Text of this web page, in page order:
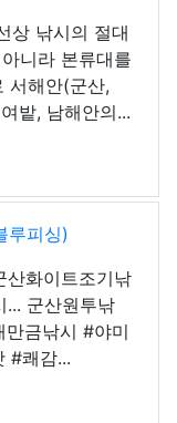
상 낚시의 절대
니라 본류대를
서해안(군산,
밭, 남해안의...
루피싱)
산화이트조기낚
... 군산원투낚
금낚시 #야미
#쾌감...